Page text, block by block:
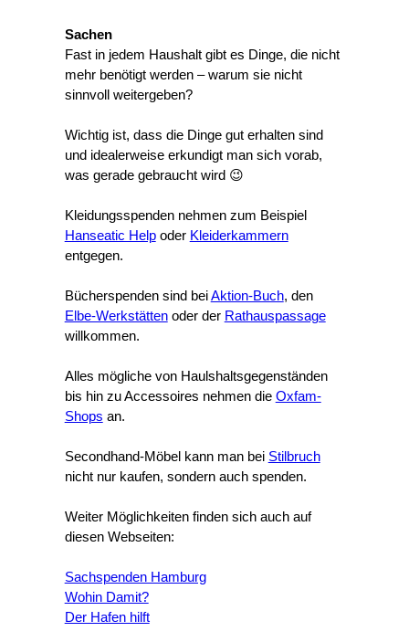
Sachen
Fast in jedem Haushalt gibt es Dinge, die nicht
mehr benötigt werden – warum sie nicht
sinnvoll weitergeben?
Wichtig ist, dass die Dinge gut erhalten sind
und idealerweise erkundigt man sich vorab,
was gerade gebraucht wird 😉
Kleidungsspenden nehmen zum Beispiel
Hanseatic Helpoder Kleiderkammern
entgegen.
Bücherspenden sind beiAktion-Buch, den
Elbe-Werkstättenoder der Rathauspassage
willkommen.
Alles mögliche von Haulshaltsgegenständen
bis hin zu Accessoires nehmen die Oxfam-
Shops an.
Secondhand-Möbel kann man bei Stilbruch
nicht nur kaufen, sondern auch spenden.
Weiter Möglichkeiten finden sich auch auf
diesen Webseiten:
Sachspenden Hamburg
Wohin Damit?
Der Hafen hilft